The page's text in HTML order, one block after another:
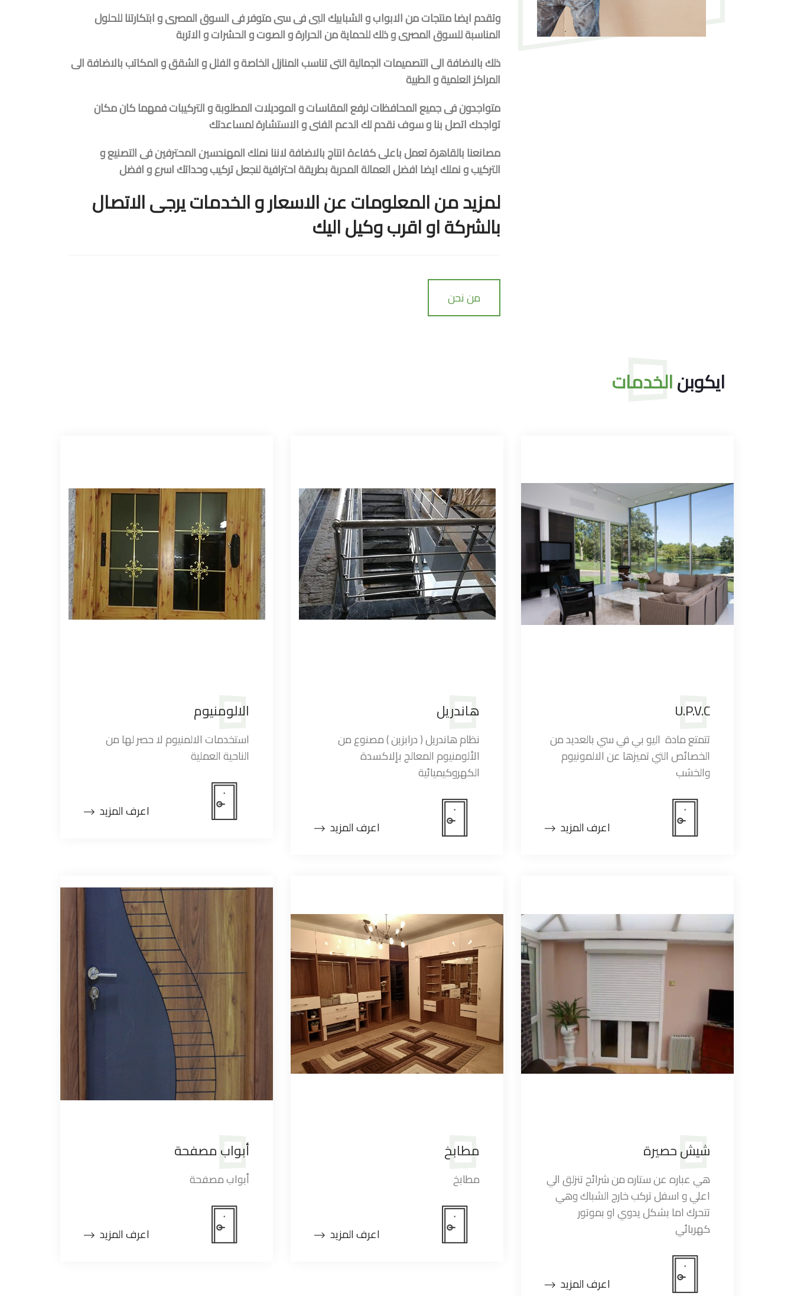
وتقدم ايضا منتجات من الابواب و الشبابيك البى فى سى متوفر فى السوق المصرى و ابتكارتنا للحلول
المناسبة للسوق المصرى و ذلك للحماية من الحرارة و الصوت و الحشرات و الاتربة
ذلك بالاضافة الى التصميمات الجمالية التى تناسب المنازل الخاصة و الفلل و الشقق و المكاتب بالاضافة الى
المراكز العلمية و الطبية
متواجدون فى جميع المحافظات لرفع المقاسات و الموديلات المطلوبة و التركيبات فمهما كان مكان
تواجدك اتصل بنا و سوف نقدم لك الدعم الفنى و الاستشارة لمساعدتك
مصانعنا بالقاهرة تعمل باعلى كفاءة انتاج بالاضافة لاننا نملك المهندسين المحترفين فى التصنيع و
التركيب و نملك ايضا افضل العمالة المدربة بطريقة احترافية لنجعل تركيب وحداتك اسرع و افضل
لمزيد من المعلومات عن الاسعار و الخدمات يرجى الاتصال
بالشركة او اقرب وكيل اليك
من نحن
ايكوبنالخدمات
U.P.V.C
تتمتع مادة اليو بي في سي بالعديد من
الخصائص التي تميزها عن الالمونيوم
والخشب
اعرف المزيد
هاندريل
نظام هاندريل ( درابزين ) مصنوع من
الألومنيوم المعالج بإلاكسدة
الكهروكيميائية
اعرف المزيد
الالومنيوم
استخدمات الالمنيوم لا حصر لها من
الناحية العملية
اعرف المزيد
شيش حصيرة
هي عباره عن ستاره من شرائح تنزلق الي
اعلي و اسفل تركب خارج الشباك وهي
تتحرك اما بشكل يدوي او بموتور
كهربائي
اعرف المزيد
مطابخ
مطابخ
اعرف المزيد
أبواب مصفحة
أبواب مصفحة
اعرف المزيد